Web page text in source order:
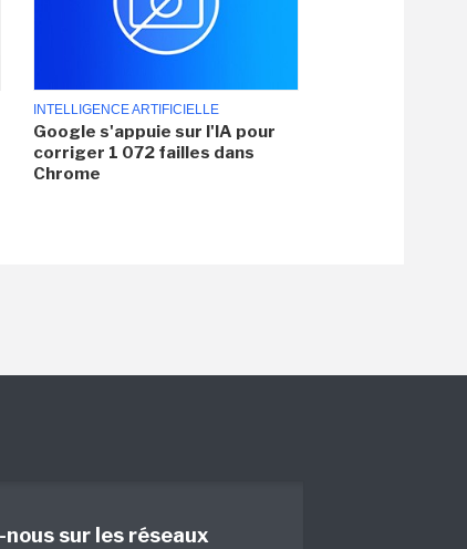
INTELLIGENCE ARTIFICIELLE
Google s'appuie sur l'IA pour
corriger 1 072 failles dans
Chrome
nous sur les réseaux